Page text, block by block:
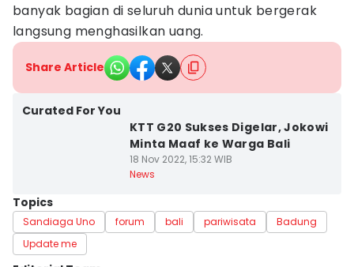
banyak bagian di seluruh dunia untuk bergerak
langsung menghasilkan uang.
Share Article
Curated For You
KTT G20 Sukses Digelar, Jokowi
Minta Maaf ke Warga Bali
18 Nov 2022, 15:32 WIB
News
Topics
Sandiaga Uno forum bali pariwisata
Badung
Update me